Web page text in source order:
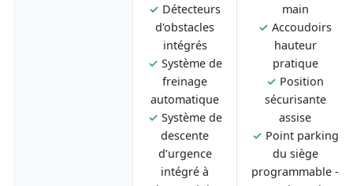
✓ Détecteurs
d'obstacles
intégrés
✓ Système de
freinage
automatique
✓ Système de
descente
d’urgence
intégré à
main
✓ Accoudoirs
hauteur
pratique
✓ Position
sécurisante
assise
✓ Point parking
du siège
programmable -